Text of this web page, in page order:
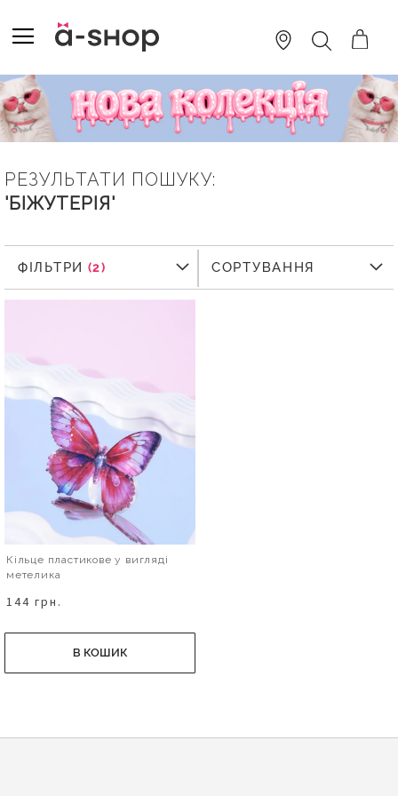
TO
CONTENT
ПОШУК
РЕЗУЛЬТАТИ ПОШУКУ:
'БІЖУТЕРІЯ'
ФІЛЬТРИ
ФІЛЬТРИ СОРТУВАННЯ
Кільце пластикове у вигляді
метелика
144 грн.
В КОШИК